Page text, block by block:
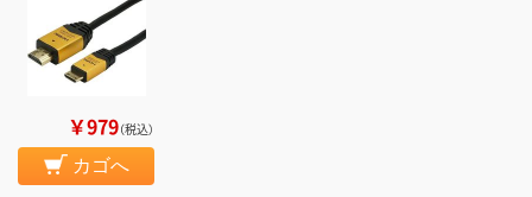
￥979（税込）
カゴへ